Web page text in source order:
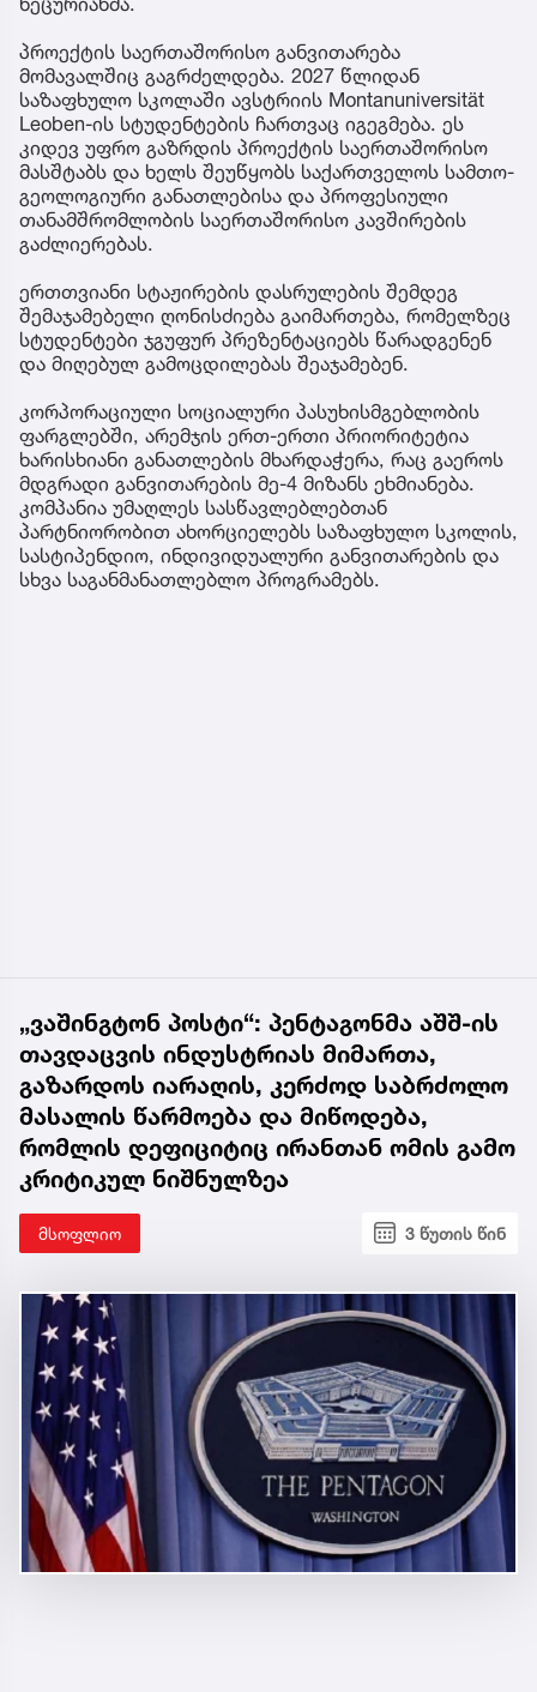
პროექტის საერთაშორისო განვითარება
მომავალშიც გაგრძელდება. 2027 წლიდან
საზაფხულო სკოლაში ავსტრიის Montanuniversität
Leoben-ის სტუდენტების ჩართვაც იგეგმება. ეს
კიდევ უფრო გაზრდის პროექტის საერთაშორისო
მასშტაბს და ხელს შეუწყობს საქართველოს სამთო-
გეოლოგიური განათლებისა და პროფესიული
თანამშრომლობის საერთაშორისო კავშირების
გაძლიერებას.
ერთთვიანი სტაჟირების დასრულების შემდეგ
შემაჯამებელი ღონისძიება გაიმართება, რომელზეც
სტუდენტები ჯგუფურ პრეზენტაციებს წარადგენენ
და მიღებულ გამოცდილებას შეაჯამებენ.
კორპორაციული სოციალური პასუხისმგებლობის
ფარგლებში, არემჯის ერთ-ერთი პრიორიტეტია
ხარისხიანი განათლების მხარდაჭერა, რაც გაეროს
მდგრადი განვითარების მე-4 მიზანს ეხმიანება.
კომპანია უმაღლეს სასწავლებლებთან
პარტნიორობით ახორციელებს საზაფხულო სკოლის,
სასტიპენდიო, ინდივიდუალური განვითარების და
სხვა საგანმანათლებლო პროგრამებს.
„ვაშინგტონ პოსტი“: პენტაგონმა აშშ-ის
თავდაცვის ინდუსტრიას მიმართა,
გაზარდოს იარაღის, კერძოდ საბრძოლო
მასალის წარმოება და მიწოდება,
რომლის დეფიციტიც ირანთან ომის გამო
კრიტიკულ ნიშნულზეა
მსოფლიო 3 წუთის წინ